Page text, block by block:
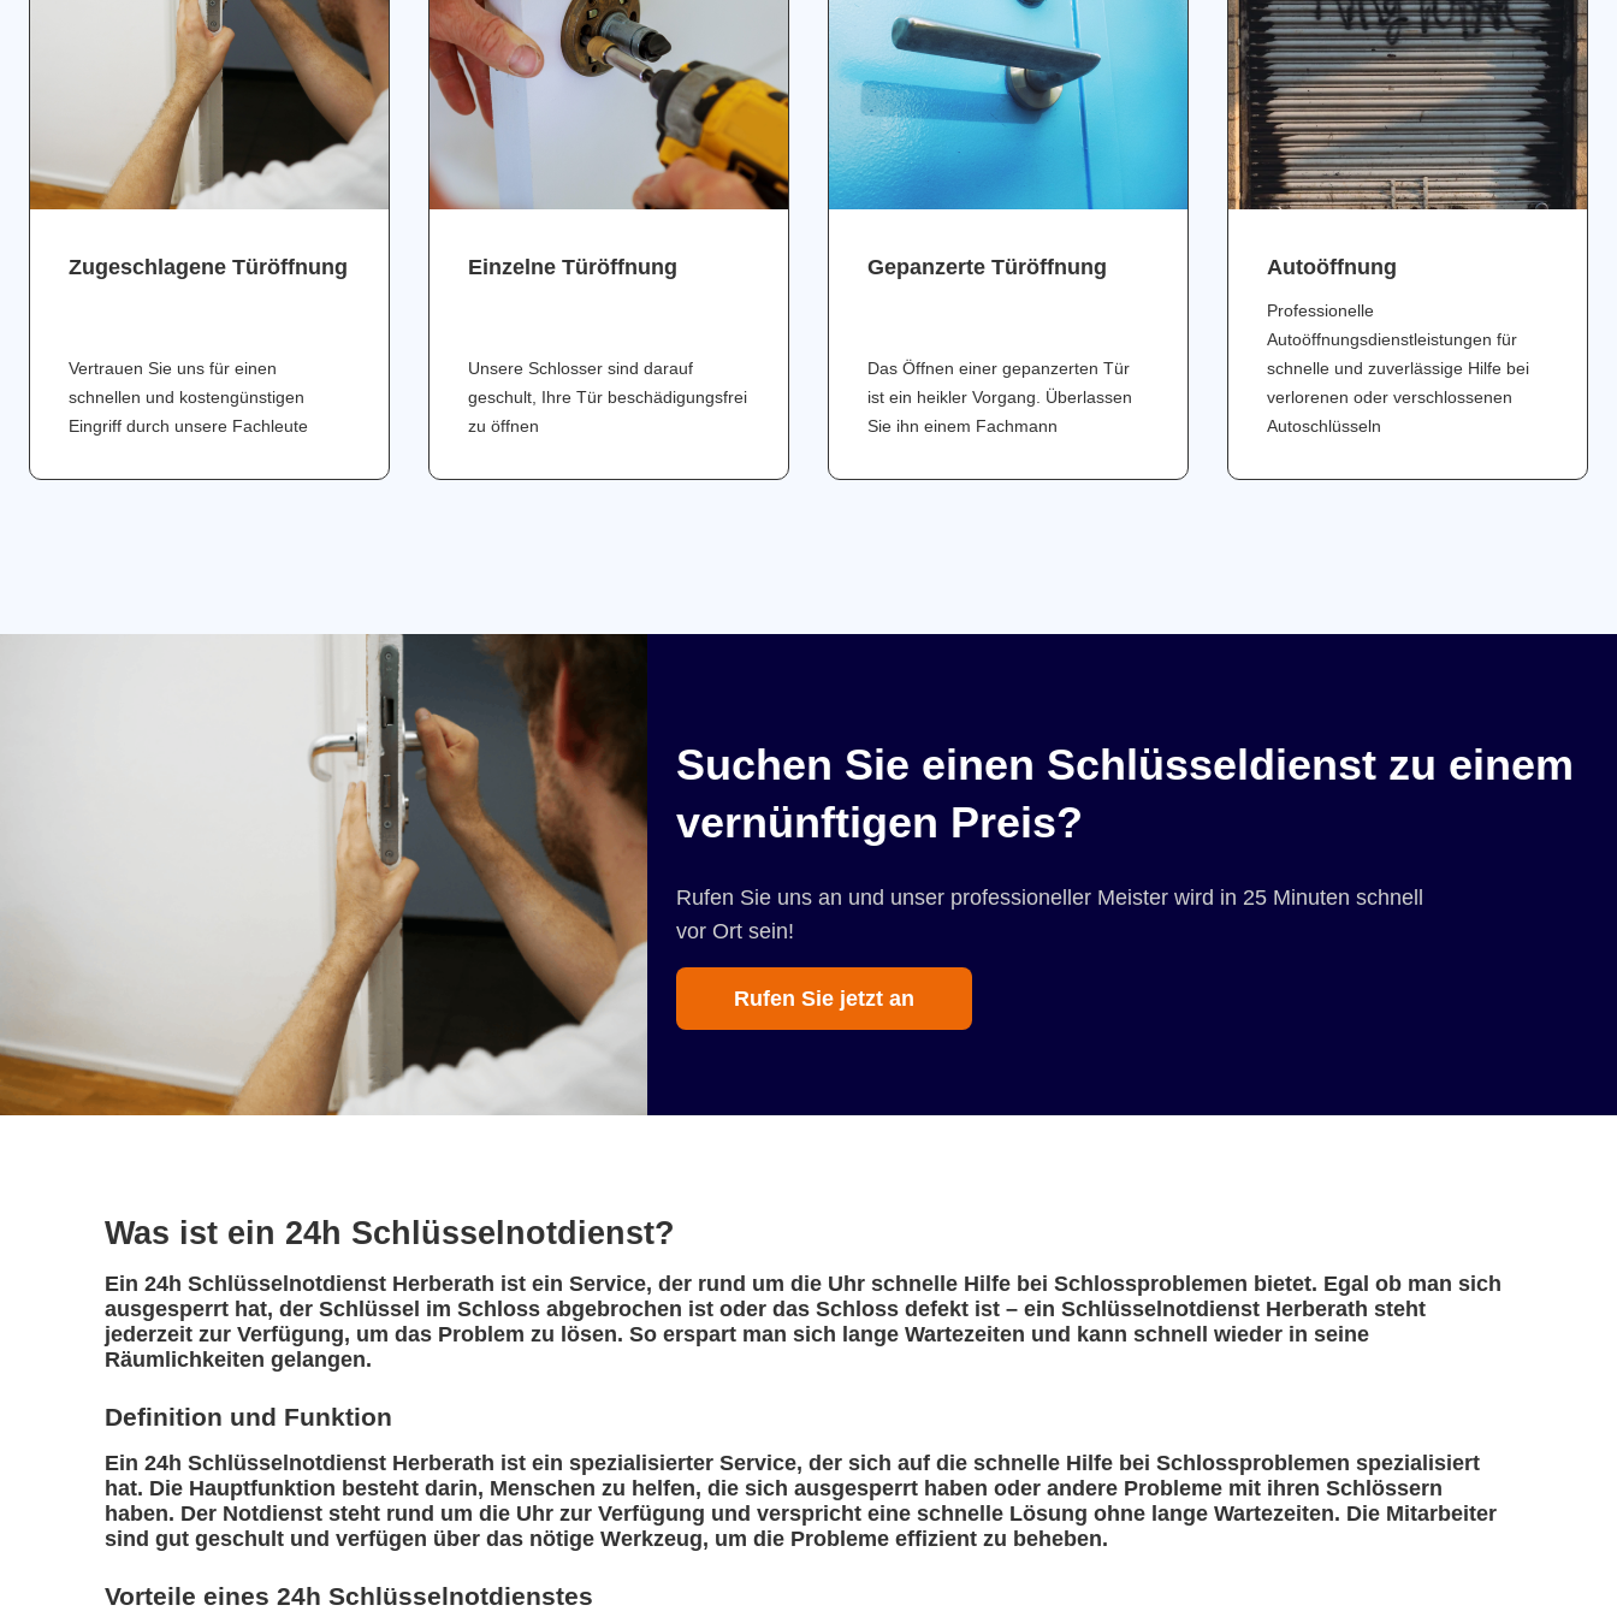
Zugeschlagene Türöffnung
Vertrauen Sie uns für einen
schnellen und kostengünstigen
Eingriff durch unsere Fachleute
Einzelne Türöffnung
Unsere Schlosser sind darauf
geschult, Ihre Tür beschädigungsfrei
zu öffnen
Gepanzerte Türöffnung
Das Öffnen einer gepanzerten Tür
ist ein heikler Vorgang. Überlassen
Sie ihn einem Fachmann
Аutoöffnung
Professionelle
Autoöffnungsdienstleistungen für
schnelle und zuverlässige Hilfe bei
verlorenen oder verschlossenen
Autoschlüsseln
Suchen Sie einen Schlüsseldienst zu einem
vernünftigen Preis?
Rufen Sie uns an und unser professioneller Meister wird in 25 Minuten schnell
vor Ort sein!
Rufen Sie jetzt an
Was ist ein 24h Schlüsselnotdienst?
Ein 24h Schlüsselnotdienst Herberath ist ein Service, der rund um die Uhr schnelle Hilfe bei Schlossproblemen bietet. Egal ob man sich
ausgesperrt hat, der Schlüssel im Schloss abgebrochen ist oder das Schloss defekt ist – ein Schlüsselnotdienst Herberath steht
jederzeit zur Verfügung, um das Problem zu lösen. So erspart man sich lange Wartezeiten und kann schnell wieder in seine
Räumlichkeiten gelangen.
Definition und Funktion
Ein 24h Schlüsselnotdienst Herberath ist ein spezialisierter Service, der sich auf die schnelle Hilfe bei Schlossproblemen spezialisiert
hat. Die Hauptfunktion besteht darin, Menschen zu helfen, die sich ausgesperrt haben oder andere Probleme mit ihren Schlössern
haben. Der Notdienst steht rund um die Uhr zur Verfügung und verspricht eine schnelle Lösung ohne lange Wartezeiten. Die Mitarbeiter
sind gut geschult und verfügen über das nötige Werkzeug, um die Probleme effizient zu beheben.
Vorteile eines 24h Schlüsselnotdienstes